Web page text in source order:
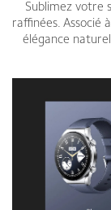
Sublimez votre
raffinées. Associé
élégance